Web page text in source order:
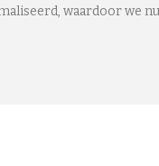
waardoor we